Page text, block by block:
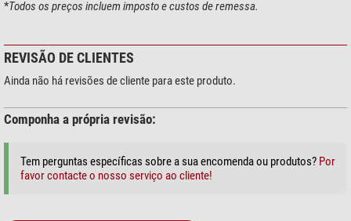
No desenho ótico as oculares Omegon-SWA a Meade-QX e a
Williams-SWAN são semelhantes. Mas ao contrário de suas colegas
assim oferecemmelhor proteção contra luz dispersacom uma
distância ao olho ajustávelindividualmente. Em um teste em um
que com a Williams-SWAN e atransmissão um pouco melhordo que
com a Meade-QX. O acabamento da Omegon-SWA é exemplar!
*Todos os preços incluem imposto e custos de remessa.
REVISÃO DE CLIENTES
Ainda não há revisões de cliente para este produto.
Componha a própria revisão:
Tem perguntas específicas sobre a sua encomenda ou produtos? Por
favor contacte o nosso serviço ao cliente!